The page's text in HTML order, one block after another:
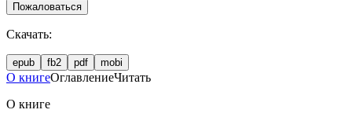
Пожаловаться
Скачать:
epub fb2 pdf mobi
О книгеОглавлениеЧитать
О книге